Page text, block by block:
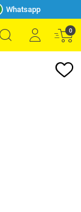
Whatsapp
0